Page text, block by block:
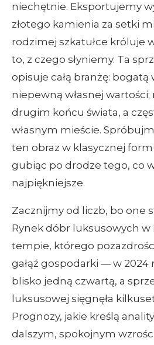
niechętnie. Eksportujemy
złotego kamienia za setki
rodzimej szkatułce króluje
to, z czego słyniemy. Ta
opisuje całą branżę:
niepewną własnej
drugim końcu świata, a
własnym mieście.
ten obraz w klasycznej
gubiąc po drodze tego, co
najpiękniejsze.
Zacznijmy od liczb, bo one
Rynek dóbr luksusowych w
tempie, którego
gałąź gospodarki — w 2024
blisko jedną czwartą, a
luksusowej sięgnęła
Prognozy, jakie kreślą
dalszym, spokojnym